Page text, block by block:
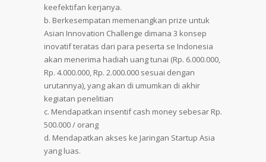
keefektifan kerjanya.
b. Berkesempatan memenangkan prize untuk
Asian Innovation Challenge dimana 3 konsep
inovatif teratas dari para peserta se Indonesia
akan menerima hadiah uang tunai (Rp. 6.000.000,
Rp. 4.000.000, Rp. 2.000.000 sesuai dengan
urutannya), yang akan di umumkan di akhir
kegiatan penelitian
c. Mendapatkan insentif cash money sebesar Rp.
500.000 / orang
d. Mendapatkan akses ke Jaringan Startup Asia
yang luas.